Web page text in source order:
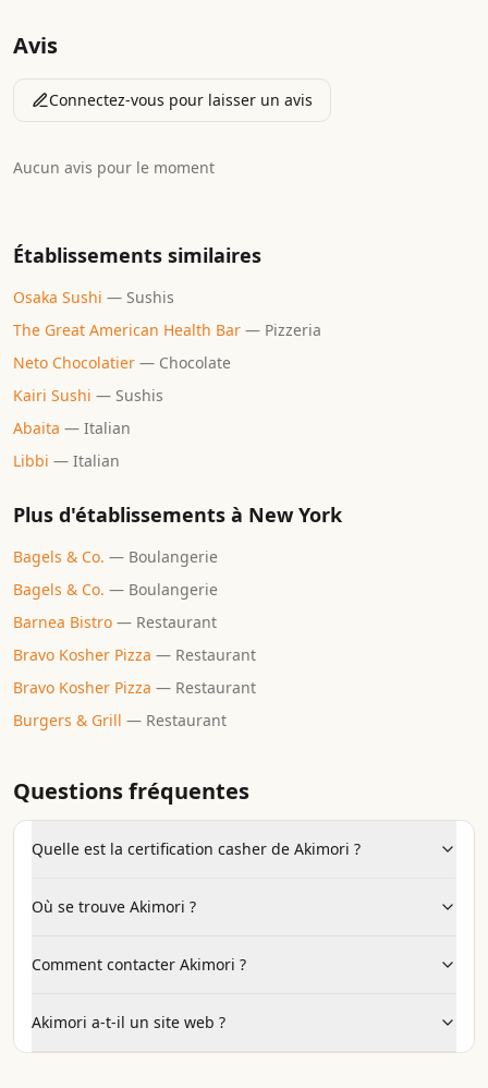
Avis
Connectez-vous pour laisser un avis
Aucun avis pour le moment
Établissements similaires
Osaka Sushi — Sushis
The Great American Health Bar — Pizzeria
Neto Chocolatier — Chocolate
Kairi Sushi — Sushis
Abaita — Italian
Libbi — Italian
Plus d'établissements à New York
Bagels & Co. — Boulangerie
Bagels & Co. — Boulangerie
Barnea Bistro — Restaurant
Bravo Kosher Pizza — Restaurant
Bravo Kosher Pizza — Restaurant
Burgers & Grill — Restaurant
Questions fréquentes
Quelle est la certification casher de Akimori ?
Où se trouve Akimori ?
Comment contacter Akimori ?
Akimori a-t-il un site web ?